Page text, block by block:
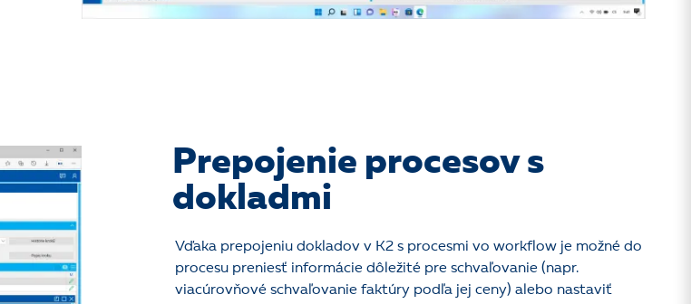
Prepojenie procesov s
dokladmi
Vďaka prepojeniu dokladov v K2 s procesmi vo workflow je možné do
procesu preniesť informácie dôležité pre schvaľovanie (napr.
viacúrovňové schvaľovanie faktúry podľa jej ceny) alebo nastaviť